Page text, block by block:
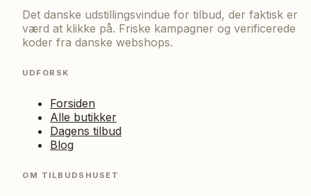
Det danske udstillingsvindue for tilbud, der faktisk er
værd at klikke på. Friske kampagner og verificerede
koder fra danske webshops.
UDFORSK
Forsiden
Alle butikker
Dagens tilbud
Blog
OM TILBUDSHUSET